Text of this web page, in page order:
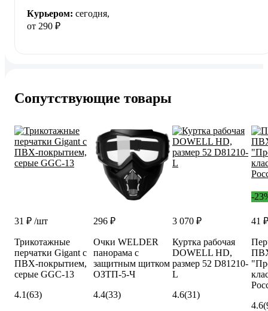
Курьером: сегодня,
от 290 ₽
Сопутствующие товары
31 ₽ /шт
Трикотажные
перчатки Gigant с
ПВХ-покрытием,
серые GGC-13
4.1(63)
296 ₽
Очки WELDER
панорама с
защитным щитком
ОЗТП-5-Ч
4.4(33)
3 070 ₽
Куртка рабочая
DOWELL HD,
размер 52 D81210-
L
4.6(31)
-
41
4.6